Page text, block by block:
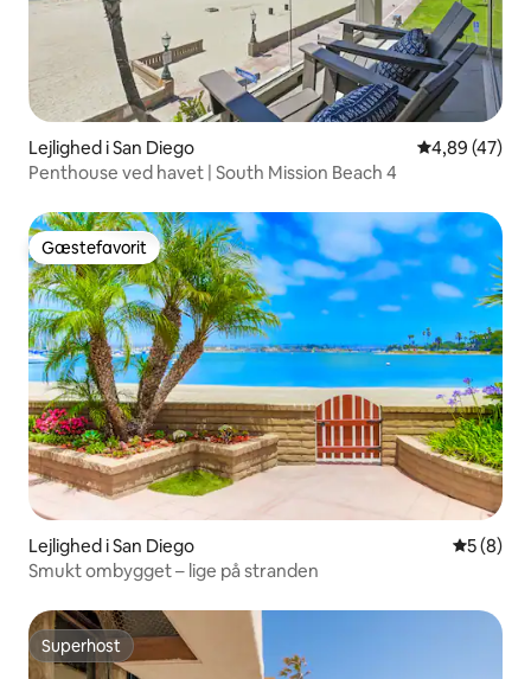
Lejlighed i San Diego 4,89 ud af 5 i
4,89 (47)
Penthouse ved havet | South Mission Beach 4
Gæstefavorit
Gæstefavorit
Lejlighed i San Diego 5 ud af 5
5 (8)
Smukt ombygget – lige på stranden
Superhost
Superhost